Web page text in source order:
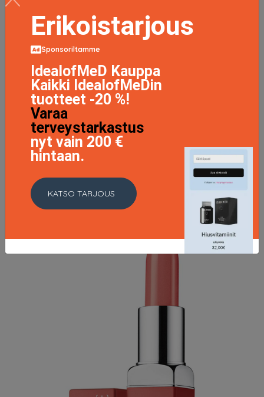
Maximum Hydrator 72-Hour Auto-Replenishing
Hydrator 50 ml
37 EUR
Erikoistarjous
Sponsoriltamme
IdealofMeD Kauppa
Kaikki IdealofMeDin
tuotteet -20 %!
Varaa
terveystarkastus
nyt vain 200 €
hintaan.
KATSO TARJOUS